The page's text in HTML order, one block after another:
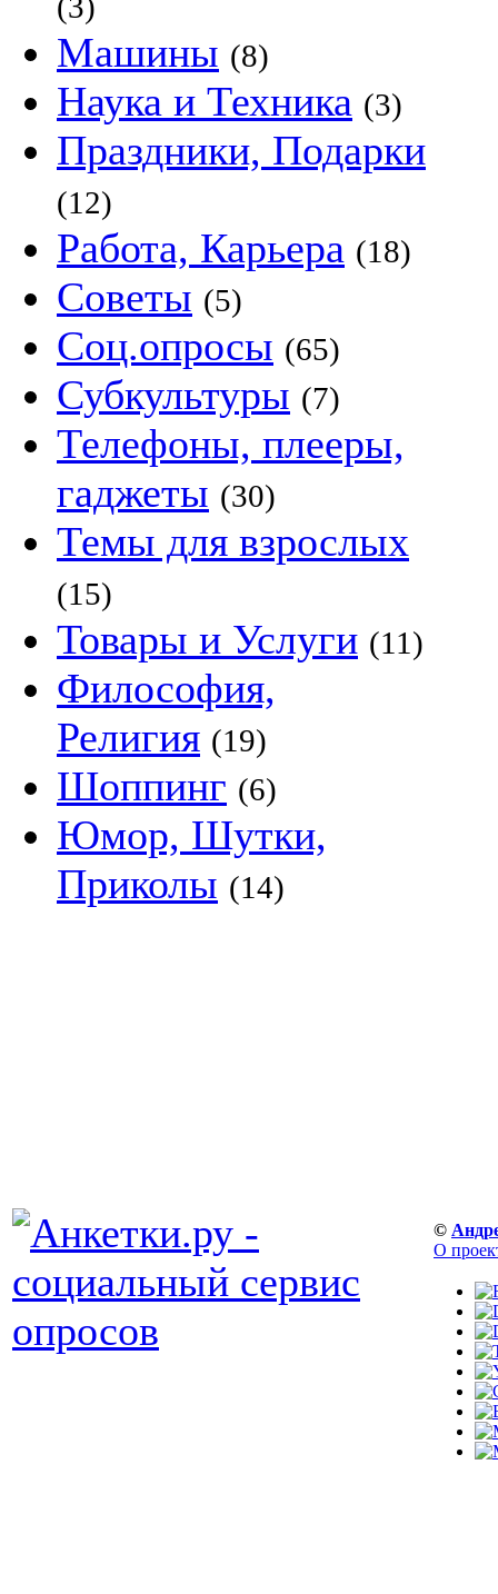
Машины (8)
Наука и Техника (3)
Праздники, Подарки
(12)
Работа, Карьера (18)
Советы (5)
Соц.опросы (65)
Субкультуры (7)
Телефоны, плееры,
гаджеты (30)
Темы для взрослых
(15)
Товары и Услуги (11)
Философия,
Религия (19)
Шоппинг (6)
Юмор, Шутки,
Приколы (14)
©
О